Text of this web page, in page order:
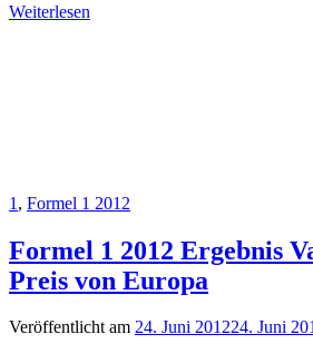
Weiterlesen
1 , Formel 1 2012
Formel 1 2012 Ergebnis
Preis von Europa
Veröffentlicht am 24. Juni 201224. Juni